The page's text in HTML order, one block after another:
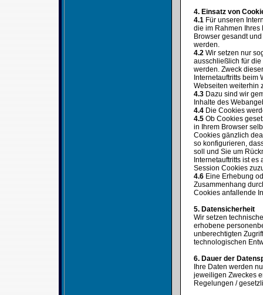
4. Einsatz von
4.1 Für unseren
die im Rahmen Ihres
Browser gesandt
werden.
4.2 Wir setzen nur
ausschließlich für
werden. Zweck
Internetauftritts
Webseiten weiterhin
4.3 Dazu sind wir
Inhalte des
4.4 Die Cookies
4.5 Ob Cookies
in Ihrem Browser
Cookies gänzlich
so konfigurieren,
soll und Sie um
Internetauftritts ist
Session Cookies
4.6 Eine Erhebung
Zusammenhang
Cookies anfallende
5. Datensicherheit
Wir setzen
erhobene
unberechtigten
technologischen
6. Dauer der
Ihre Daten werden
jeweiligen Zweckes
Regelungen /